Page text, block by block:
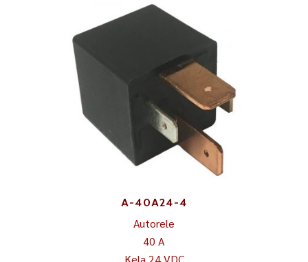
A-40A24-4
Autorele
40 A
Kela 24 VDC